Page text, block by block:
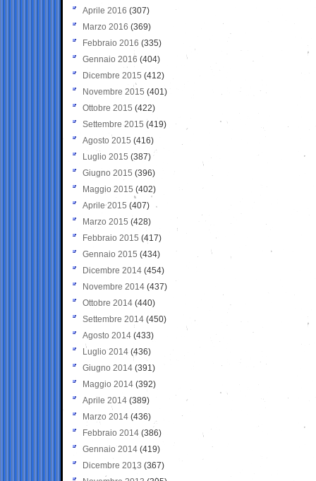
Aprile 2016 (307)
Marzo 2016 (369)
Febbraio 2016 (335)
Gennaio 2016 (404)
Dicembre 2015 (412)
Novembre 2015 (401)
Ottobre 2015 (422)
Settembre 2015 (419)
Agosto 2015 (416)
Luglio 2015 (387)
Giugno 2015 (396)
Maggio 2015 (402)
Aprile 2015 (407)
Marzo 2015 (428)
Febbraio 2015 (417)
Gennaio 2015 (434)
Dicembre 2014 (454)
Novembre 2014 (437)
Ottobre 2014 (440)
Settembre 2014 (450)
Agosto 2014 (433)
Luglio 2014 (436)
Giugno 2014 (391)
Maggio 2014 (392)
Aprile 2014 (389)
Marzo 2014 (436)
Febbraio 2014 (386)
Gennaio 2014 (419)
Dicembre 2013 (367)